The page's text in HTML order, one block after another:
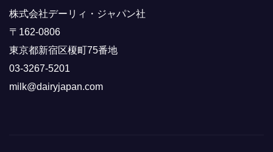
株式会社デーリィ・ジャパン社
〒162-0806
東京都新宿区榎町75番地
03-3267-5201
milk@dairyjapan.com